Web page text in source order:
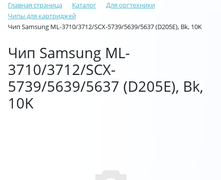
Главная страница Каталог
Для оргтехники
Чипы для картриджей
Чип Samsung ML-3710/3712/SCX-5739/5639/5637 (D205E), Bk, 10K
Чип Samsung ML-
3710/3712/SCX-
5739/5639/5637 (D205E), Bk,
10K